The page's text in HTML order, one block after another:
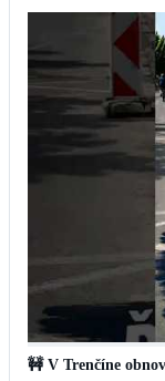
🚧 V Trenčíne